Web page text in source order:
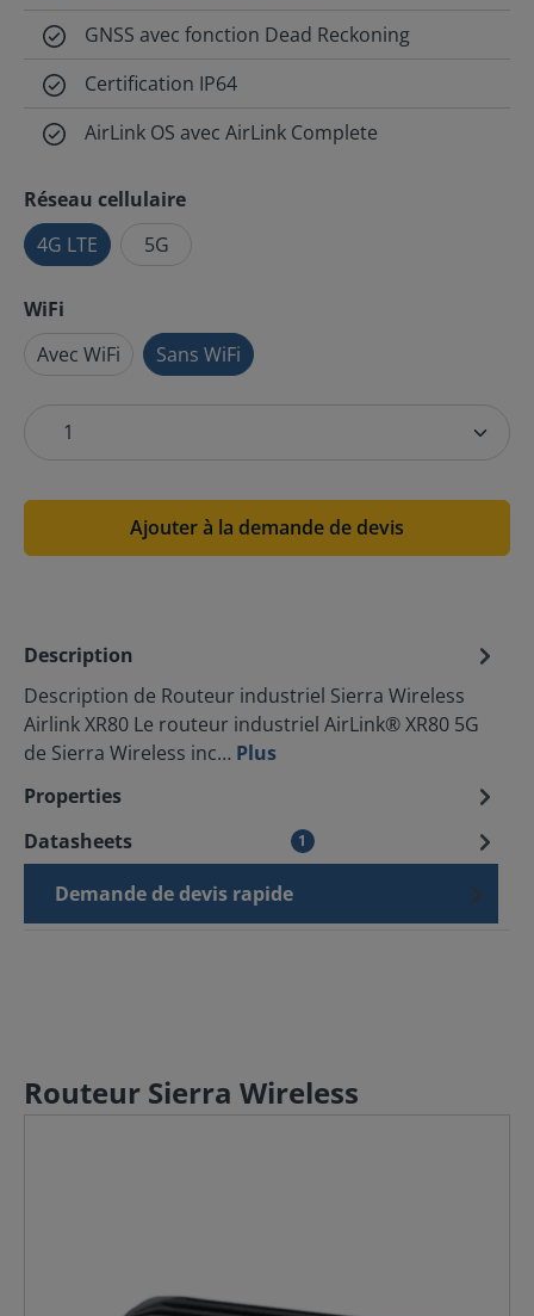
GNSS avec fonction Dead Reckoning
Certification IP64
AirLink OS avec AirLink Complete
Réseau cellulaire
4G LTE
5G
WiFi
Avec WiFi
Sans WiFi
Ajouter à la demande de devis
Description
Description de Routeur industriel Sierra Wireless
Airlink XR80 Le routeur industriel AirLink® XR80 5G
de Sierra Wireless inc… Plus
Properties
Datasheets
1
Demande de devis rapide
Routeur Sierra Wireless